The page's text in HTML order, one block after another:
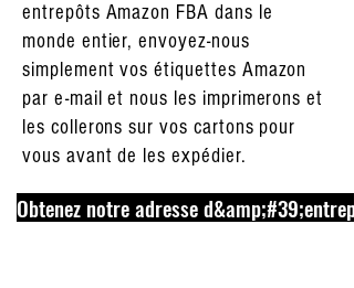
entrepôts Amazon FBA dans le
monde entier, envoyez-nous
simplement vos étiquettes Amazon
par e-mail et nous les imprimerons et
les collerons sur vos cartons pour
vous avant de les expédier.
Obtenez notre adresse